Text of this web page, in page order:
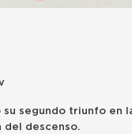
su segundo triunfo en
del descenso.